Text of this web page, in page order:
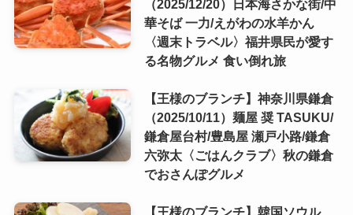
（2025/12/20）日本海さかな街/中
華そば 一力/えがわの水羊かん
〈週末トラベル〉福井県民が愛す
る名物グルメ 食い倒れ旅
【王様のブランチ】神奈川県鎌倉
（2025/10/11）麺屋 奨 TASUKU/
鎌倉屋台村/豊島屋 瀬戸小路/鎌倉
六弥太〈ごはんクラブ〉秋の鎌倉
でおさんぽグルメ
【王様のブランチ】韓国ソウル